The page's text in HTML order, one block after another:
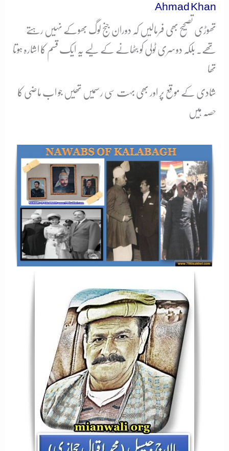
Ahmad Khan
تھوڑی تصحیح بھی فرمالیں کہ دوران جنج لوگ بھوکے نہیں رہتے
تھے۔ بلکہ دوسری ٹولی کو بٹھانے کے لیے یہ ایک قسم کا اشارہ ہوتا
تھا
شادی کے موقع پر اور بھی بہت سی رسمیں تھیں جو اب ماضی کا
حصّہ ہیں